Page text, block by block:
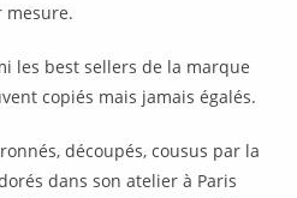
mesure.
les best sellers de la marque
copiés mais jamais égalés.
découpés, cousus par la
dans son atelier à Paris